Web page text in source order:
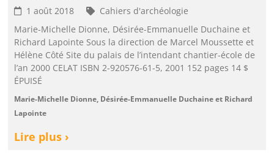
1 août 2018
Cahiers d'archéologie
Marie-Michelle Dionne, Désirée-Emmanuelle Duchaine et
Richard Lapointe Sous la direction de Marcel Moussette et
Hélène Côté Site du palais de l’intendant chantier-école de
l’an 2000 CELAT ISBN 2-920576-61-5, 2001 152 pages 14 $
ÉPUISÉ
Marie-Michelle Dionne, Désirée-Emmanuelle Duchaine et Richard
Lapointe
Lire plus ›